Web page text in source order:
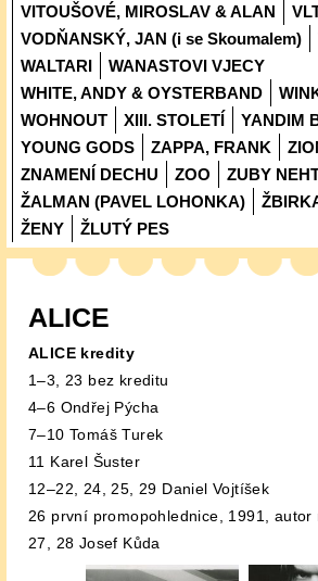
VITOUŠOVÉ, MIROSLAV & ALAN
VODŇANSKÝ, JAN (i se Skoumalem)
WALTARI
WANASTOVI VJECY
WHITE, ANDY & OYSTERBAND
WOHNOUT
XIII. STOLETÍ
YANDIM
YOUNG GODS
ZAPPA, FRANK
ZNAMENÍ DECHU
ZOO ZUBY
ŽALMAN (PAVEL LOHONKA)
ŽENY
ŽLUTÝ PES
ALICE
ALICE kredity
1–3, 23 bez kreditu
4–6 Ondřej Pýcha
7–10 Tomáš Turek
11 Karel Šuster
12–22, 24, 25, 29 Daniel Vojtíšek
26 první promopohlednice, 1991, autor
27, 28 Josef Kůda